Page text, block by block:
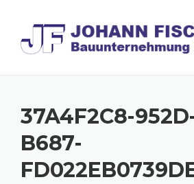
content
37A4F2C8-
B687-